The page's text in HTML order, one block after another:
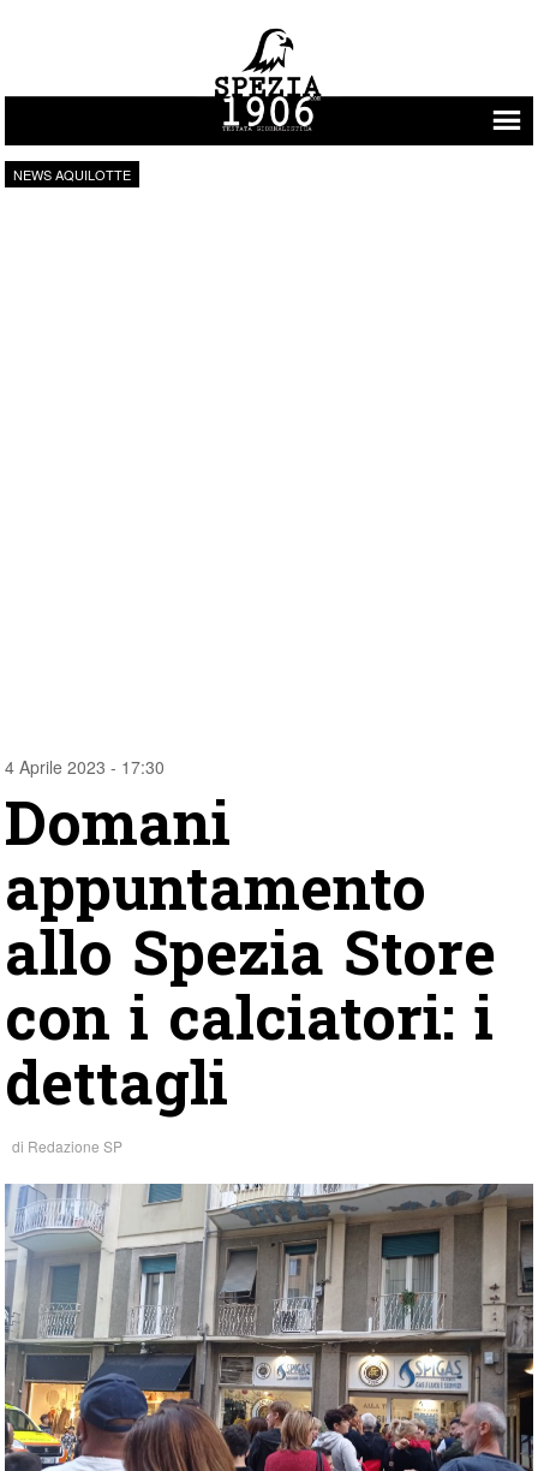
Vai al contenuto
NEWS AQUILOTTE
4 Aprile 2023 - 17:30
Domani
appuntamento
allo Spezia Store
con i calciatori: i
dettagli
di Redazione SP